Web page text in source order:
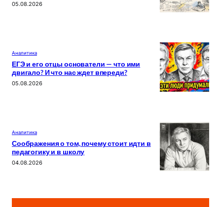
05.08.2026
Аналитика
ЕГЭ и его отцы основатели — что ими
двигало? И что нас ждет впереди?
05.08.2026
Аналитика
Соображения о том, почему стоит идти в
педагогику и в школу
04.08.2026